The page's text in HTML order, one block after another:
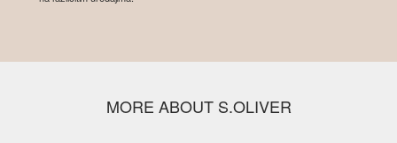
MORE ABOUT S.OLIVER